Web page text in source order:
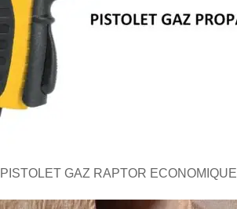
PISTOLET GAZ RAPTOR ECONOMIQUE